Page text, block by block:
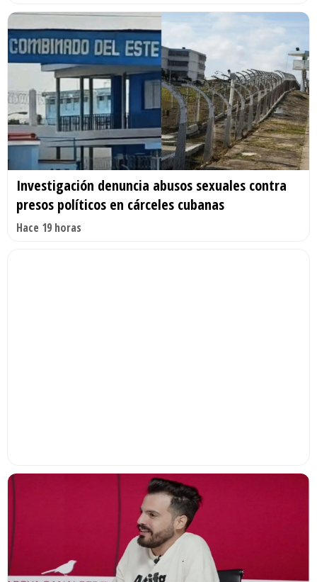
Investigación denuncia abusos sexuales contra
presos políticos en cárceles cubanas
Hace 19 horas